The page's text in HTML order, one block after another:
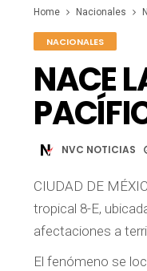
Home Nacionales
NACIONALES
NACE
NVC NOTICIAS
CIUDAD DE
tropical 8-E,
afectaciones a
El fenómeno se